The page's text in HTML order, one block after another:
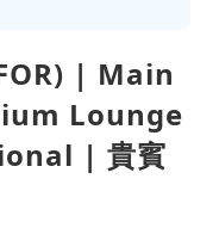
| Main
Lounge
| 貴賓